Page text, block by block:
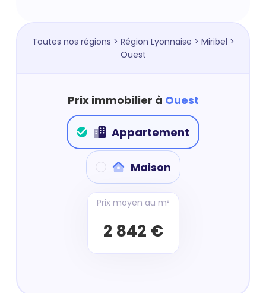
Toutes nos régions > Région Lyonnaise > Miribel >
Ouest
Prix immobilier à Ouest
Appartement
Maison
Prix moyen au m²
2 842 €